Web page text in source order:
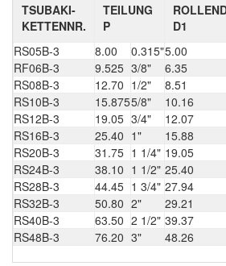
TSUBAKI-
KETTENNR.
TEILUNG
P
D1
RS05B-3
8.00 0.315"5.00
RF06B-3
9.525 3/8" 6.35
RS08B-3
12.70 1/2" 8.51
RS10B-3
15.8755/8" 10.16
RS12B-3
19.05 3/4" 12.07
RS16B-3
25.40 1" 15.88
RS20B-3
31.75 1 1/4" 19.05
RS24B-3
38.10 1 1/2" 25.40
RS28B-3
44.45 1 3/4" 27.94
RS32B-3
50.80 2" 29.21
RS40B-3
63.50 2 1/2" 39.37
RS48B-3
76.20 3" 48.26